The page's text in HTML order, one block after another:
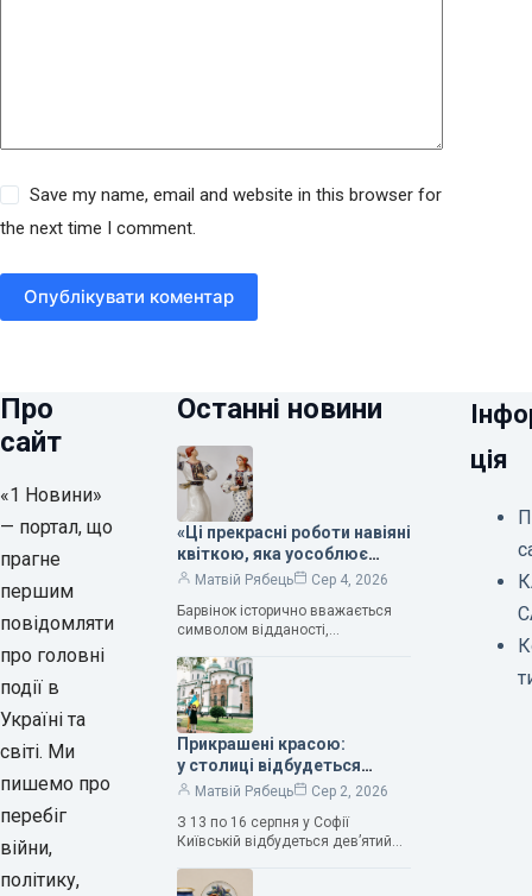
Save my name, email and website in this browser for
the next time I comment.
Опублікувати коментар
Про
сайт
«1 Новини»
— портал, що
прагне
першим
повідомляти
про головні
події в
Україні та
світі. Ми
пишемо про
перебіг
війни,
політику,
Останні новини
«Ці прекрасні роботи навіяні
квіткою, яка уособлює
нескінченне кохання», —
Людмила Карпінська-
Романюк
Матвій Рябець
Сер 4, 2026
Барвінок історично вважається
символом відданості,
та тривалого подружнього союзу.
Саме тому ця рослина надихала і
продовжує надихати митців на
Прикрашені красою:
у столиці відбудеться
дев’ятий фестиваль
Матвій Рябець
Сер 2, 2026
З 13 по 16 серпня у Софії
Київській відбудеться дев’ятий
мистецтв Bouquet Kyiv Stage. Ця
ція